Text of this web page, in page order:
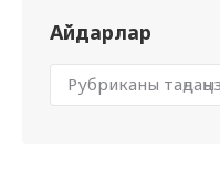
Айдарлар